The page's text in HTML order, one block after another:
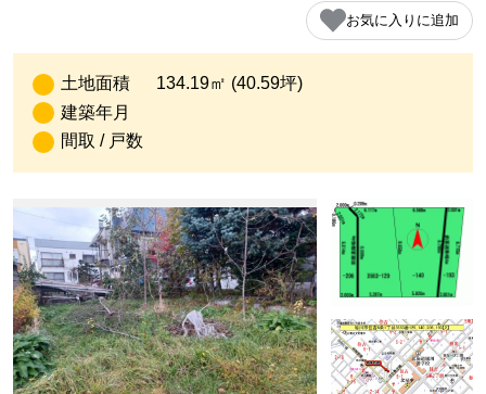
お気に入りに追加
土地面積
134.19㎡ (40.59坪)
建築年月
間取 / 戸数